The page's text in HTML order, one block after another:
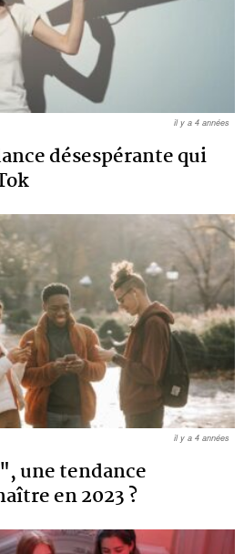
désespérante qui
il y a 4 années
une tendance
en 2023 ?
il y a 4 années